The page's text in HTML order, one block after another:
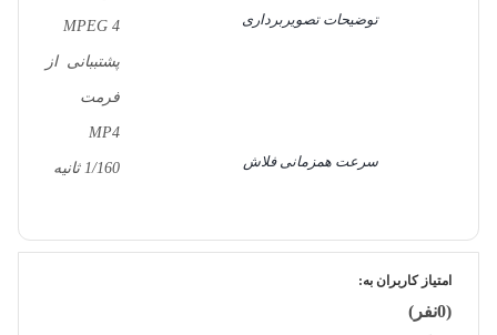
توضیحات تصویربرداری
MPEG 4
پشتببانی از
فرمت
MP4
سرعت همزمانی فلاش
1/160 ثانیه
امتیاز کاربران به:
(0نفر)